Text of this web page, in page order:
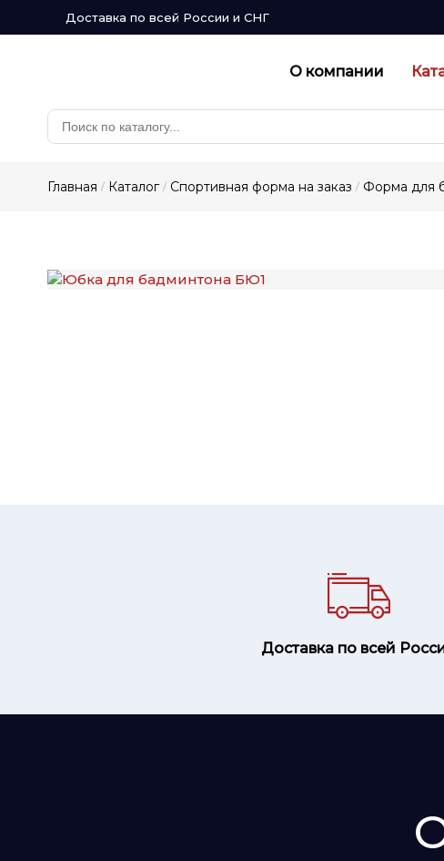
Доставка по всей России и СНГ
О компании
Главная / Каталог / Спортивная форма на заказ / Форма для
Доставка по всей